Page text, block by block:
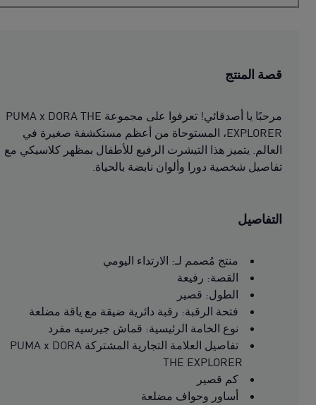
قصة المنتج
مرحبًا يا أصدقائي! تعرفوا على مجموعة PUMA x DORA THE
EXPLORER، المستوحاة من أعظم مستكشفة صغيرة في
العالم. يتميز هذا التيشرت الرفيع للأطفال بمظهر كلاسيكي مع
تفاصيل شخصية دورا وألوان نابضة بالحياة.
التفاصيل
منتج مُصمم لـ: الارتداء اليومي
القصة: رفيعة
الطول: قصير
فتحة الرقبة: رقبة دائرية ضيقة مع ياقة مضلعة
نوع الخامة الرئيسية: قماش جيرسيه مفرد
تفاصيل العلامة التجارية المشتركة PUMA x DORA
THE EXPLORER
كم قصير
أساور وحواف مضلعة